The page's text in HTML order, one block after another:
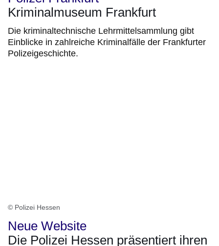
Kriminalmuseum Frankfurt
Die kriminaltechnische Lehrmittelsammlung gibt
Einblicke in zahlreiche Kriminalfälle der Frankfurter
Polizeigeschichte.
© Polizei Hessen
Neue Website
Die Polizei Hessen präsentiert ihren